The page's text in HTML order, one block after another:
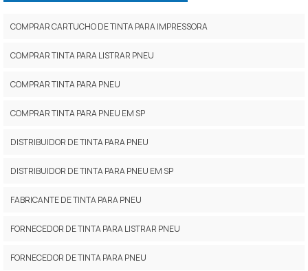
COMPRAR CARTUCHO DE TINTA PARA IMPRESSORA
COMPRAR TINTA PARA LISTRAR PNEU
COMPRAR TINTA PARA PNEU
COMPRAR TINTA PARA PNEU EM SP
DISTRIBUIDOR DE TINTA PARA PNEU
DISTRIBUIDOR DE TINTA PARA PNEU EM SP
FABRICANTE DE TINTA PARA PNEU
FORNECEDOR DE TINTA PARA LISTRAR PNEU
FORNECEDOR DE TINTA PARA PNEU